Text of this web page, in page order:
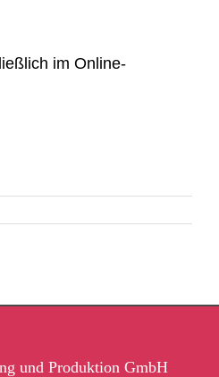
im Online-
und Produktion GmbH